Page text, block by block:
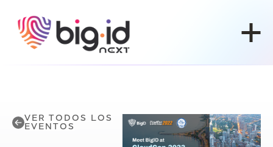
VER TODOS LOS
EVENTOS